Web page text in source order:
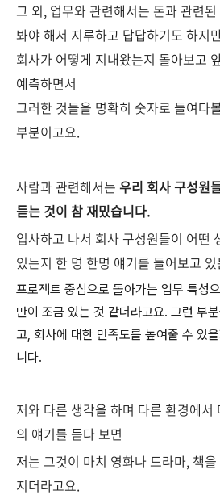
그 외, 업무와 관련해서는 돈과 관련
봐야 해서 지루하고 답답하기도 하지
회사가 어떻게 지내왔는지 돌아보고
예측하면서
그러한 것들을 명확히 숫자로 들여다
부분이고요.
사람과 관련해서는 우리 회사 구성원
듣는 것이 참 재밌습니다.
입사하고 나서 회사 구성원들이 어떤
있는지 한 명 한명 얘기를 들어보고
프로젝트 중심으로 돌아가는 업무 특성
만이 조금 있는 것 같더라고요. 그런 부
고, 회사에 대한 만족도를 높여줄 수 있
니다.
저와 다른 생각을 하며 다른 환경에서
의 얘기를 듣다 보면
저는 그것이 마치 영화나 드라마, 책
지더라고요.